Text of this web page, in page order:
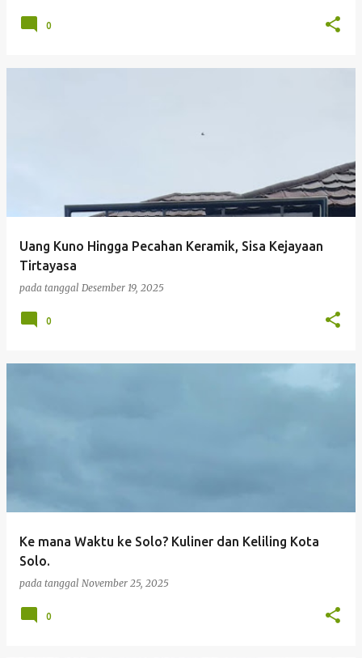
0
Uang Kuno Hingga Pecahan Keramik, Sisa Kejayaan
Tirtayasa
pada tanggal Desember 19, 2025
0
Ke mana Waktu ke Solo? Kuliner dan Keliling Kota
Solo.
pada tanggal November 25, 2025
0